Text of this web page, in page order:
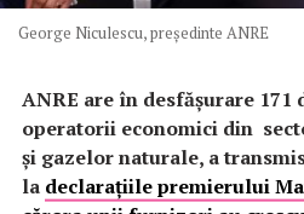
George Niculescu, preşedinte ANRE
ANRE are în desfăşurare
operatorii economici din
și gazelor naturale, a
la declarațiile premierului